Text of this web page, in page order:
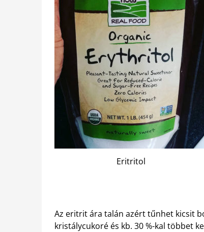
Eritritol
Az eritrit ára talán azért tűnhet kicsit
kristálycukoré és kb. 30 %-kal többet